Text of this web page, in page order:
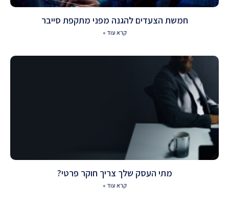
חמשת הצעדים להגנה מפני מתקפת סייבר
קרא עוד »
מתי העסק שלך צריך חוקר פרטי?
קרא עוד »